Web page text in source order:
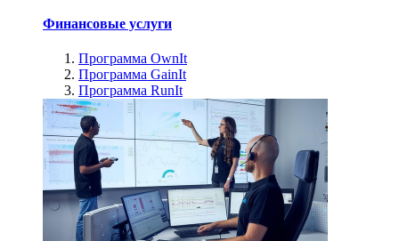
Финансовые услуги
Программа OwnIt
Программа GainIt
Программа RunIt